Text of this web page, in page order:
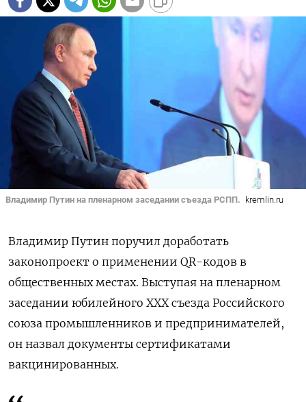
Владимир Путин на пленарном заседании съезда РСПП. kremlin.ru
Владимир Путин поручил доработать
законопроект о применении QR-кодов в
общественных местах. Выступая на пленарном
заседании юбилейного XXX съезда Российского
союза промышленников и предпринимателей,
он назвал документы сертификатами
вакцинированных.